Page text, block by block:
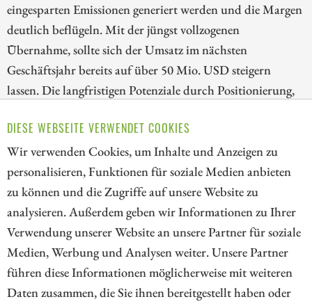
DIESE WEBSEITE VERWENDET COOKIES
Wir verwenden Cookies, um Inhalte und Anzeigen zu
personalisieren, Funktionen für soziale Medien anbieten
zu können und die Zugriffe auf unsere Website zu
analysieren. Außerdem geben wir Informationen zu Ihrer
Verwendung unserer Website an unsere Partner für soziale
Medien, Werbung und Analysen weiter. Unsere Partner
führen diese Informationen möglicherweise mit weiteren
Daten zusammen, die Sie ihnen bereitgestellt haben oder
eingesparten Emissionen generiert werden und die Margen
deutlich beflügeln. Mit der jüngst vollzogenen
Übernahme, sollte sich der Umsatz im nächsten
Geschäftsjahr bereits auf über 50 Mio. USD steigern
lassen. Die langfristigen Potenziale durch Positionierung,
Aktienkurs eingepreist. Eine lukrative Chance für
Investoren!
ZUM KOMMENTAR
// kapitalerhoehungen.de - © 2026 - Die Informationsplattform für
Investoren und Unternehmen rund um Kapitalerhöhung, Kapitalmarkt
und Unternehmensfinanzierung